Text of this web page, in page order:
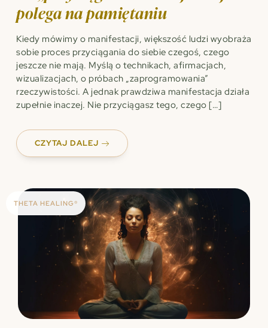
polega na pamiętaniu
Kiedy mówimy o manifestacji, większość ludzi wyobraża
sobie proces przyciągania do siebie czegoś, czego
jeszcze nie mają. Myślą o technikach, afirmacjach,
wizualizacjach, o próbach „zaprogramowania”
rzeczywistości. A jednak prawdziwa manifestacja działa
zupełnie inaczej. Nie przyciągasz tego, czego […]
CZYTAJ DALEJ
THETA HEALING®